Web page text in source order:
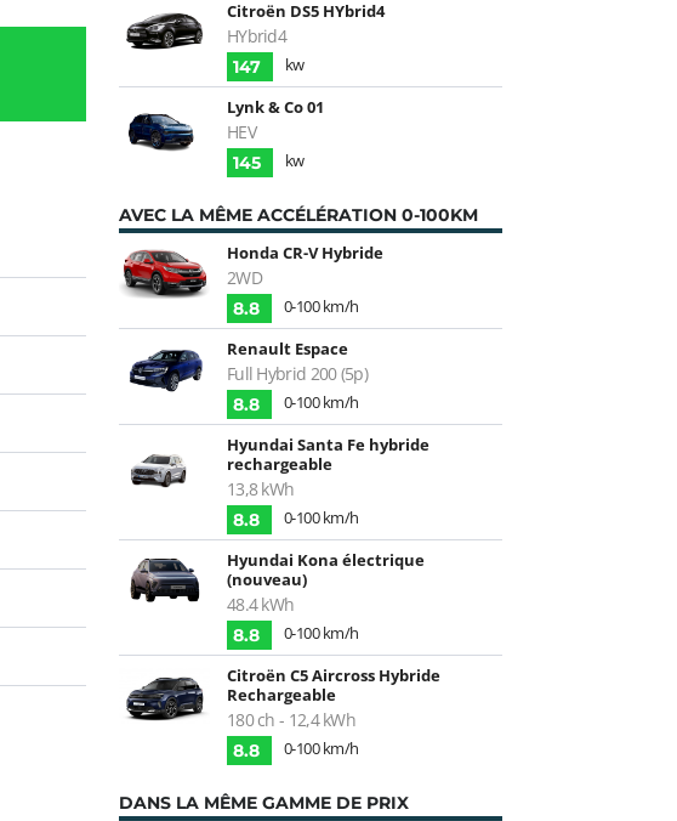
Citroën DS5 HYbrid4
HYbrid4
147
kw
Lynk & Co 01
HEV
145 kw
AVEC LA MÊME ACCÉLÉRATION 0-100KM
Honda CR-V Hybride
2WD
8.8
0-100 km/h
Renault Espace
Full Hybrid 200 (5p)
8.8
0-100 km/h
Hyundai Santa Fe hybride
rechargeable
13,8 kWh
8.8
0-100 km/h
Hyundai Kona électrique
(nouveau)
48.4 kWh
8.8
0-100 km/h
Citroën C5 Aircross Hybride
Rechargeable
180 ch - 12,4 kWh
8.8 0-100 km/h
DANS LA MÊME GAMME DE PRIX